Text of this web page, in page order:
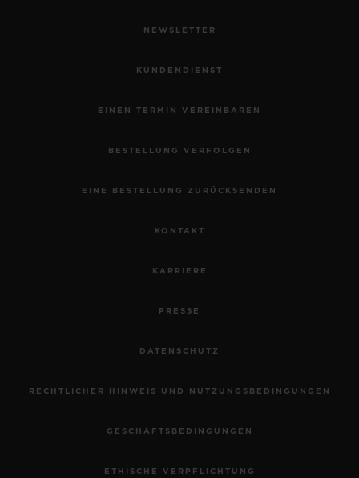
NEWSLETTER
KUNDENDIENST
EINEN TERMIN VEREINBAREN
BESTELLUNG VERFOLGEN
EINE BESTELLUNG ZURÜCKSENDEN
KONTAKT
KARRIERE
PRESSE
DATENSCHUTZ
RECHTLICHER HINWEIS UND NUTZUNGSBEDINGUNGEN
GESCHÄFTSBEDINGUNGEN
ETHISCHE VERPFLICHTUNG